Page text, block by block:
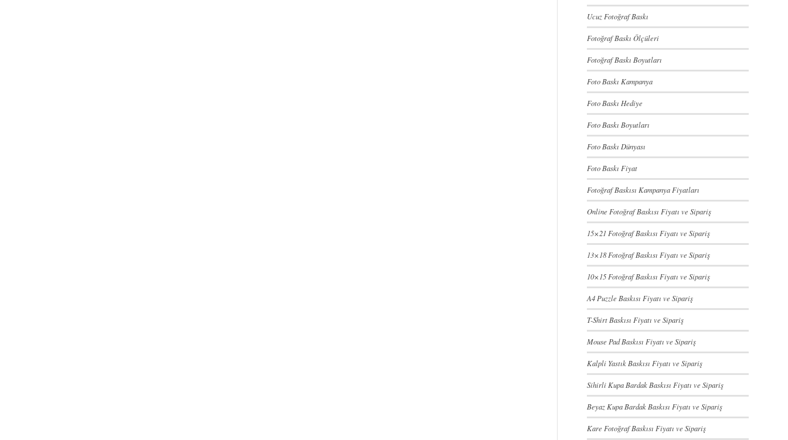
Ucuz Fotoğraf Baskı
Fotoğraf Baskı Ölçüleri
Fotoğraf Baskı Boyutları
Foto Baskı Kampanya
Foto Baskı Hediye
Foto Baskı Boyutları
Foto Baskı Dünyası
Foto Baskı Fiyat
Fotoğraf Baskısı Kampanya Fiyatları
Online Fotoğraf Baskısı Fiyatı ve Sipariş
15×21 Fotoğraf Baskısı Fiyatı ve Sipariş
13×18 Fotoğraf Baskısı Fiyatı ve Sipariş
10×15 Fotoğraf Baskısı Fiyatı ve Sipariş
A4 Puzzle Baskısı Fiyatı ve Sipariş
T-Shirt Baskısı Fiyatı ve Sipariş
Mouse Pad Baskısı Fiyatı ve Sipariş
Kalpli Yastık Baskısı Fiyatı ve Sipariş
Sihirli Kupa Bardak Baskısı Fiyatı ve Sipariş
Beyaz Kupa Bardak Baskısı Fiyatı ve Sipariş
Kare Fotoğraf Baskısı Fiyatı ve Sipariş